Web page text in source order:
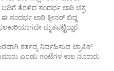
ಬದಿಗೆ ತೆರಳಿದ ಸಂದರ್ಭ ಲಾರಿ ಚಕ್ರ
ಸಂದರ್ಭ ಲಾರಿ ಕ್ಲೀನರ್ ಬಿದ್ದ
ಮೃತಪಟ್ಟಿದ್ದಾರೆ.
ಕರ್ತವ್ಯ ನಿರ್ವಹಿಸುವ ಟ್ರಾಪಿಕ್
ಎರಡು ಗಂಟೆಗಳ ಕಾಲ ನೂರಾರು